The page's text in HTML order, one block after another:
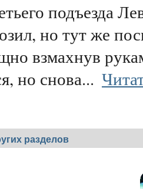
подъезда
но тут же
взмахнув
но снова...
разделов